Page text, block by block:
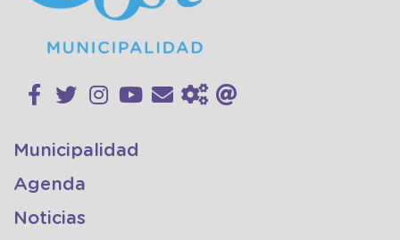
Municipalidad
Agenda
Noticias